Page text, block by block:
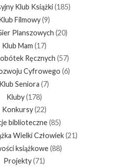
Klub Książki(185)
Filmowy(9)
Planszowych (20)
Klub Mam (17)
Ręcznych (57)
Cyfrowego (6)
Klub Seniora (7)
Kluby(178)
Konkursy(22)
biblioteczne(85)
Wielki Człowiek(21)
książkowe(88)
Projekty(71)